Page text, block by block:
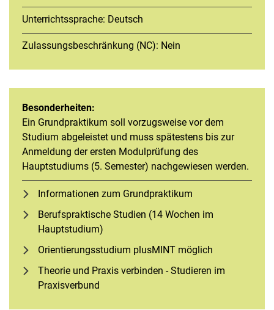
Unterrichtssprache: Deutsch
Zulassungsbeschränkung (NC): Nein
Besonderheiten:
Ein Grundpraktikum soll vorzugsweise vor dem
Studium abgeleistet und muss spätestens bis zur
Anmeldung der ersten Modulprüfung des
Hauptstudiums (5. Semester) nachgewiesen werden.
Informationen zum Grundpraktikum
Berufspraktische Studien (14 Wochen im
Hauptstudium)
Orientierungsstudium plusMINT möglich
Theorie und Praxis verbinden - Studieren im
Praxisverbund